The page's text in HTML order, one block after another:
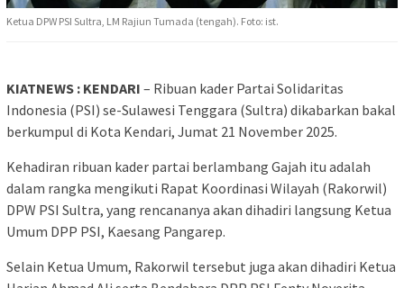
Ketua DPW PSI Sultra, LM Rajiun Tumada (tengah). Foto: ist.
KIATNEWS : KENDARI – Ribuan kader Partai Solidaritas
Indonesia (PSI) se-Sulawesi Tenggara (Sultra) dikabarkan bakal
berkumpul di Kota Kendari, Jumat 21 November 2025.
Kehadiran ribuan kader partai berlambang Gajah itu adalah
dalam rangka mengikuti Rapat Koordinasi Wilayah (Rakorwil)
DPW PSI Sultra, yang rencananya akan dihadiri langsung Ketua
Umum DPP PSI, Kaesang Pangarep.
Selain Ketua Umum, Rakorwil tersebut juga akan dihadiri Ketua